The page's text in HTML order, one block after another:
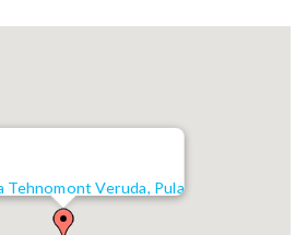
Tehnomont Veruda, Pula